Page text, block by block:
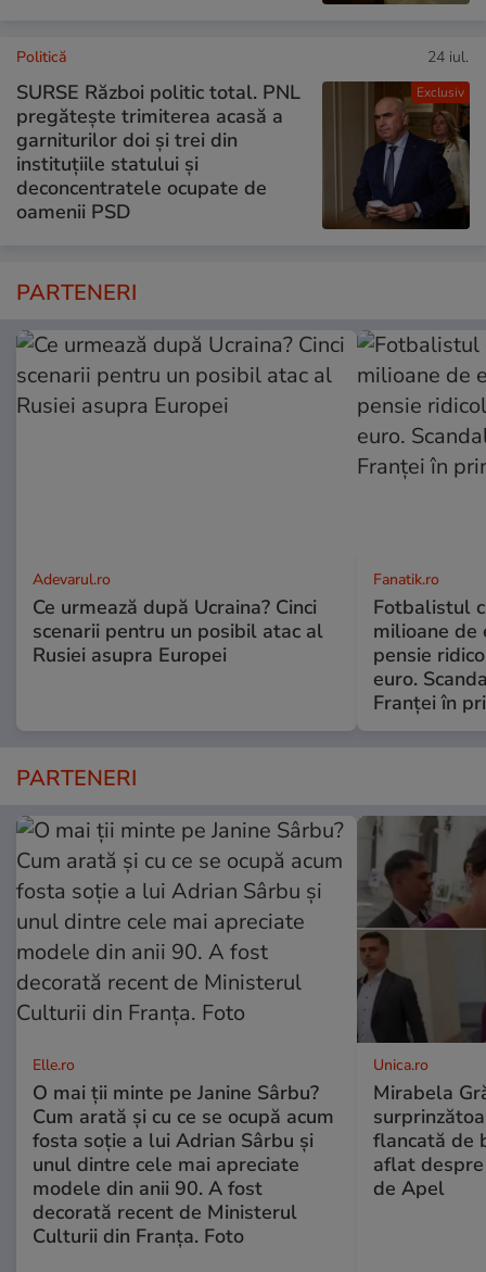
Exclusiv
Politică 24 iul.
SURSE Război politic total. PNL
pregătește trimiterea acasă a
garniturilor doi și trei din
instituțiile statului și
deconcentratele ocupate de
oamenii PSD
PARTENERI
Adevarul.ro
Ce urmează după Ucraina? Cinci
scenarii pentru un posibil atac al
Rusiei asupra Europei
Fanatik.ro
Fotbalistul
milioane de
pensie
euro.
Franței în
PARTENERI
Elle.ro
O mai ții minte pe Janine Sârbu?
Cum arată și cu ce se ocupă acum
fosta soție a lui Adrian Sârbu și
unul dintre cele mai apreciate
modele din anii 90. A fost
decorată recent de Ministerul
Culturii din Franța. Foto
Unica.ro
Mirabela
flancată de
aflat
de Apel